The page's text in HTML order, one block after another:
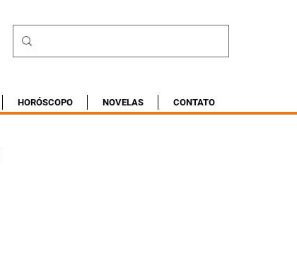
HORÓSCOPO NOVELAS CONTATO